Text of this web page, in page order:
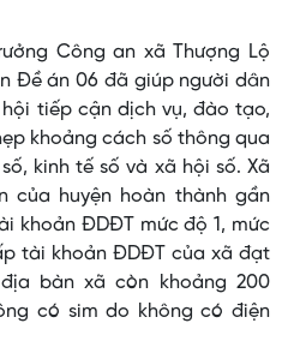
Công an xã Thượng Lộ
Đề án 06 đã giúp người dân
tiếp cận dịch vụ, đào tạo,
khoảng cách số thông qua
kinh tế số và xã hội số. Xã
của huyện hoàn thành gần
khoản ĐDĐT mức độ 1, mức
tài khoản ĐDĐT của xã đạt
bàn xã còn khoảng 200
có sim do không có điện